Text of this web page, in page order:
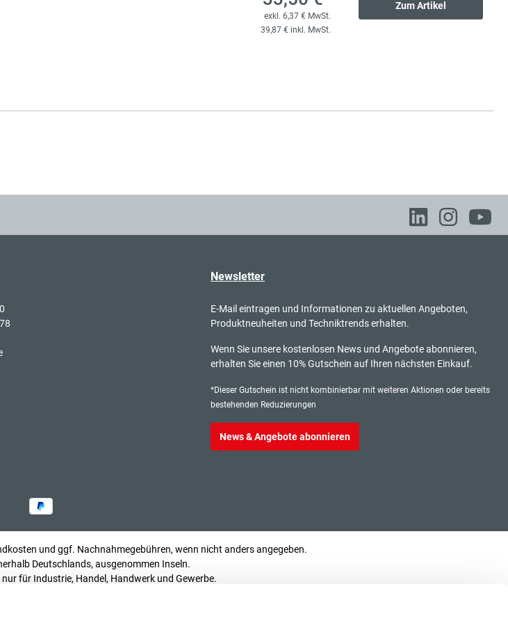
73,00 €*
74,00 €*
Schlitzplatte
56,53 € inkl. MwSt.
Schlitzplatte
exkl. 6,37 € MwSt.
39,87 € inkl. MwSt.
Zum Artikel
Newsletter
E-Mail eintragen und Informationen zu aktuellen Angeboten,
Produktneuheiten und Techniktrends erhalten.
Wenn Sie unsere kostenlosen News und Angebote abonnieren,
erhalten Sie einen 10% Gutschein auf Ihren nächsten Einkauf.
*Dieser Gutschein ist nicht kombinierbar mit weiteren Aktionen oder bereits
bestehenden Reduzierungen
News & Angebote abonnieren
und ggf. Nachnahmegebühren, wenn nicht anders angegeben.
Deutschlands, ausgenommen Inseln.
nur für Industrie, Handel, Handwerk und Gewerbe.